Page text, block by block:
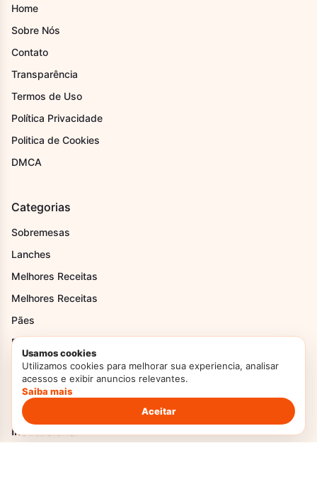
Home
Sobre Nós
Contato
Transparência
Termos de Uso
Política Privacidade
Politica de Cookies
DMCA
Categorias
Sobremesas
Lanches
Melhores Receitas
Melhores Receitas
Pães
Recheios
Receitas de Festa Junina
Tortas
Institucional
Usamos cookies
Utilizamos cookies para melhorar sua experiencia, analisar
acessos e exibir anuncios relevantes.
Saiba mais
Aceitar